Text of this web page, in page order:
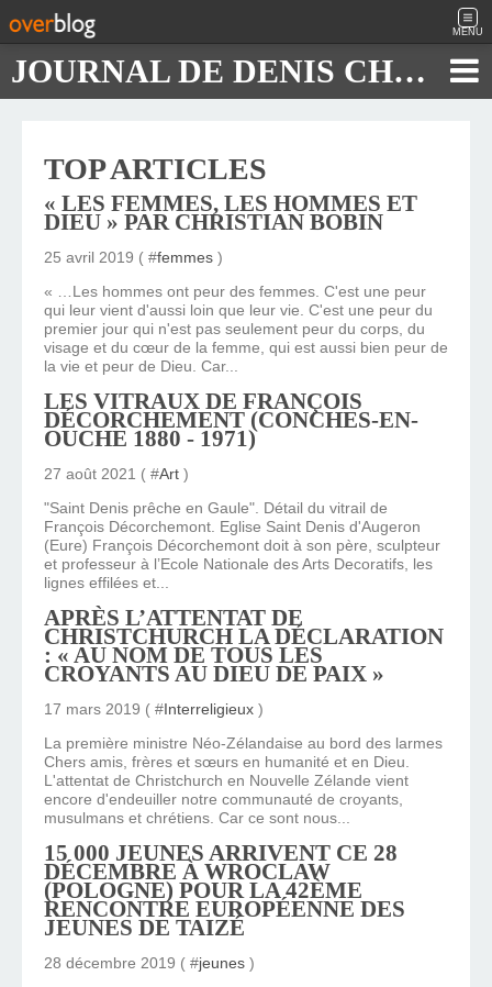
MENU
JOURNAL DE DENIS CHAUTARD
TOP ARTICLES
« LES FEMMES, LES HOMMES ET
DIEU » PAR CHRISTIAN BOBIN
25 avril 2019 ( #femmes )
« …Les hommes ont peur des femmes. C'est une peur
qui leur vient d'aussi loin que leur vie. C'est une peur du
premier jour qui n'est pas seulement peur du corps, du
visage et du cœur de la femme, qui est aussi bien peur de
la vie et peur de Dieu. Car...
LES VITRAUX DE FRANÇOIS
DÉCORCHEMENT (CONCHES-EN-
OUCHE 1880 - 1971)
27 août 2021 ( #Art )
"Saint Denis prêche en Gaule". Détail du vitrail de
François Décorchemont. Eglise Saint Denis d'Augeron
(Eure) François Décorchemont doit à son père, sculpteur
et professeur à l’Ecole Nationale des Arts Decoratifs, les
lignes effilées et...
APRÈS L’ATTENTAT DE
CHRISTCHURCH LA DÉCLARATION
: « AU NOM DE TOUS LES
CROYANTS AU DIEU DE PAIX »
17 mars 2019 ( #Interreligieux )
La première ministre Néo-Zélandaise au bord des larmes
Chers amis, frères et sœurs en humanité et en Dieu.
L'attentat de Christchurch en Nouvelle Zélande vient
encore d'endeuiller notre communauté de croyants,
musulmans et chrétiens. Car ce sont nous...
15 000 JEUNES ARRIVENT CE 28
DÉCEMBRE À WROCLAW
(POLOGNE) POUR LA 42ÈME
RENCONTRE EUROPÉENNE DES
JEUNES DE TAIZÉ
28 décembre 2019 ( #jeunes )